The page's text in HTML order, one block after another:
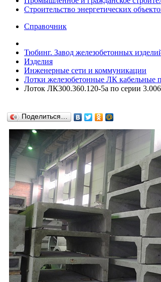
Строительство энергетических
Справочник
Тюбинг. Завод железобетонных
Изделия
Инженерные сети и коммуникации
Лотки железобетонные ЛК кабельные
Лоток ЛК300.360.120-5а по серии
Поделиться…